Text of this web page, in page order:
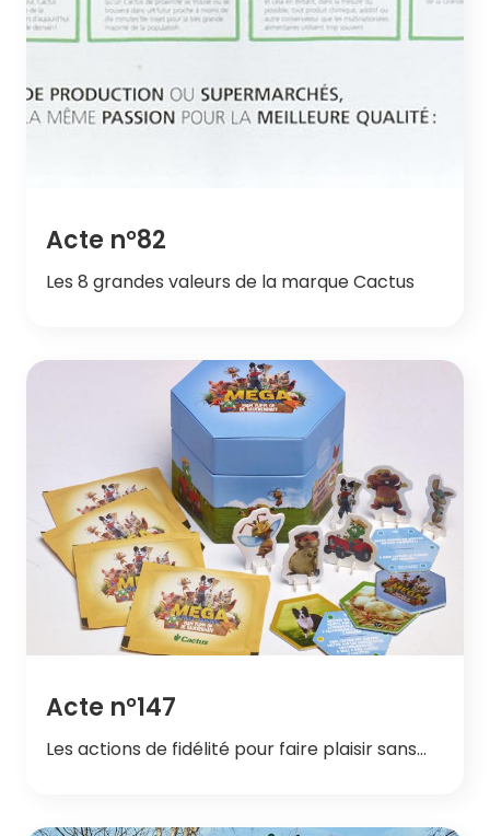
Acte n°82
Les 8 grandes valeurs de la marque Cactus
Acte n°147
Les actions de fidélité pour faire plaisir sans…